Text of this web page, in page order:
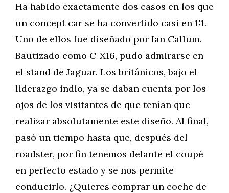
Ha habido exactamente dos casos en los que
un concept car se ha convertido casi en 1:1.
Uno de ellos fue diseñado por Ian Callum.
Bautizado como C-X16, pudo admirarse en
el stand de Jaguar. Los británicos, bajo el
liderazgo indio, ya se daban cuenta por los
ojos de los visitantes de que tenían que
realizar absolutamente este diseño. Al final,
pasó un tiempo hasta que, después del
roadster, por fin tenemos delante el coupé
en perfecto estado y se nos permite
conducirlo. ¿Quieres comprar un coche de